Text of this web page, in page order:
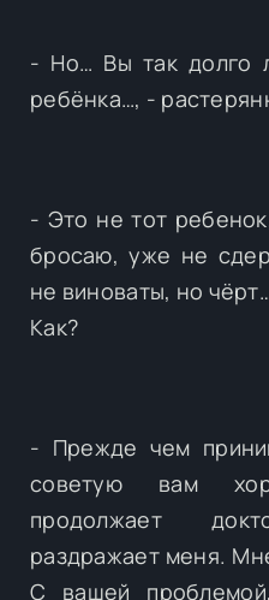
- Но… Вы так долго
ребёнка…, -
- Это не тот
бросаю, уже не
не виноваты, но
Как?
- Прежде чем
советую вам
продолжает
раздражает меня.
С вашей